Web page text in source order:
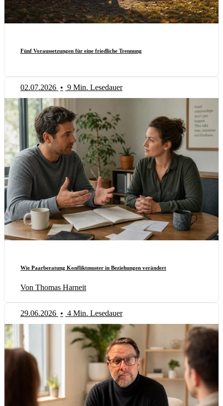
Fünf Voraussetzungen für eine friedliche Trennung
02.07.2026 • 9 Min. Lesedauer
Wie Paarberatung Konfliktmuster in Beziehungen verändert
Von Thomas Harneit
29.06.2026 • 4 Min. Lesedauer